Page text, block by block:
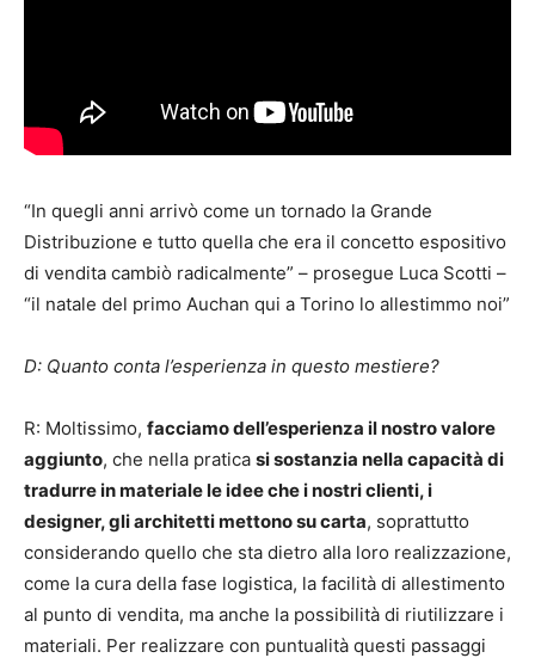
“In quegli anni arrivò come un tornado la Grande
Distribuzione e tutto quella che era il concetto espositivo
di vendita cambiò radicalmente” – prosegue Luca Scotti –
“il natale del primo Auchan qui a Torino lo allestimmo noi”
D: Quanto conta l’esperienza in questo mestiere?
R: Moltissimo, facciamo dell’esperienza il nostro valore
aggiunto, che nella pratica si sostanzia nella capacità di
tradurre in materiale le idee che i nostri clienti, i
designer, gli architetti mettono su carta, soprattutto
considerando quello che sta dietro alla loro realizzazione,
come la cura della fase logistica, la facilità di allestimento
al punto di vendita, ma anche la possibilità di riutilizzare i
materiali. Per realizzare con puntualità questi passaggi